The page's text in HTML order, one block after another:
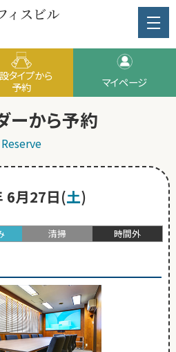
ィスビル
タイプから
予約
マイページ
ーから予約
Reserve
6月27日(土)
清掃 時間外